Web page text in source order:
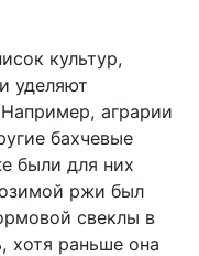
культур,
уделяют
аграрии
бахчевые
были для них
ржи был
свеклы в
хотя раньше она